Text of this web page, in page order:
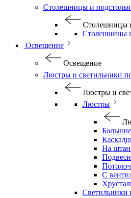
Столешницы и подстолья
Столешницы и
Столешницы
Освещение
Освещение
Люстры и светильники
Люстры и
Люстры
Большие
На
С
Светильники